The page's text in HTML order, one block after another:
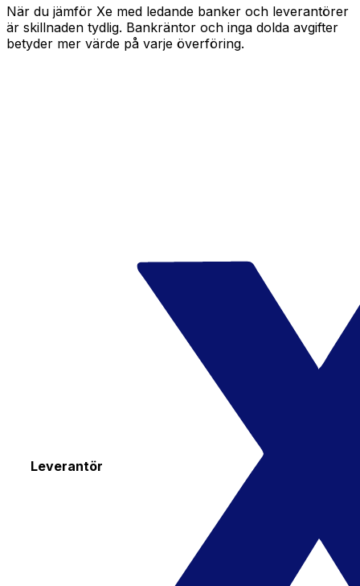
När du jämför Xe med ledande banker och leverantörer
är skillnaden tydlig. Bankräntor och inga dolda avgifter
betyder mer värde på varje överföring.
Leverantör